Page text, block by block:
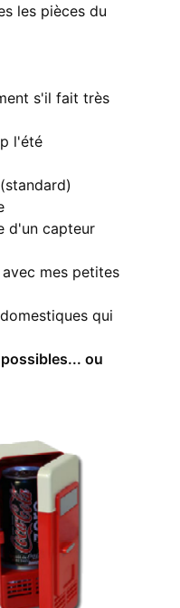
les pièces du
s'il fait très
l'été
d'un capteur
mes petites
qui
ou